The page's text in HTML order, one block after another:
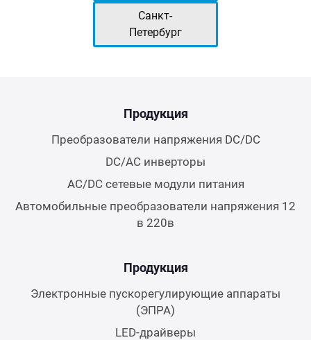
Санкт-
Петербург
Продукция
Преобразователи напряжения DC/DC
DC/AC инверторы
AC/DC сетевые модули питания
Автомобильные преобразователи напряжения 12
в 220в
Продукция
Электронные пускорегулирующие аппараты
(ЭПРА)
LED-драйверы